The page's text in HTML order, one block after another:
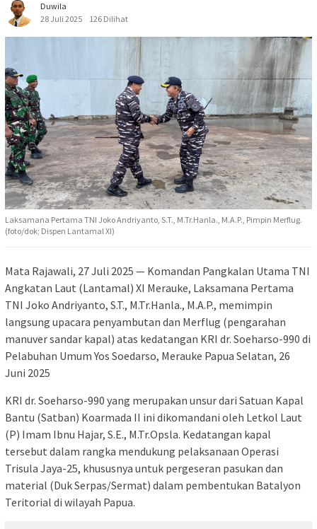
Duwila
28 Juli 2025
126 Dilihat
Laksamana Pertama TNI Joko Andriyanto, S.T., M.Tr.Hanla., M.A.P., Pimpin Merflug.
(foto/dok; Dispen Lantamal XI)
Mata Rajawali, 27 Juli 2025 — Komandan Pangkalan Utama TNI
Angkatan Laut (Lantamal) XI Merauke, Laksamana Pertama
TNI Joko Andriyanto, S.T., M.Tr.Hanla., M.A.P., memimpin
langsung upacara penyambutan dan Merflug (pengarahan
manuver sandar kapal) atas kedatangan KRI dr. Soeharso-990 di
Pelabuhan Umum Yos Soedarso, Merauke Papua Selatan, 26
Juni 2025
KRI dr. Soeharso-990 yang merupakan unsur dari Satuan Kapal
Bantu (Satban) Koarmada II ini dikomandani oleh Letkol Laut
(P) Imam Ibnu Hajar, S.E., M.Tr.Opsla. Kedatangan kapal
tersebut dalam rangka mendukung pelaksanaan Operasi
Trisula Jaya-25, khususnya untuk pergeseran pasukan dan
material (Duk Serpas/Sermat) dalam pembentukan Batalyon
Teritorial di wilayah Papua.